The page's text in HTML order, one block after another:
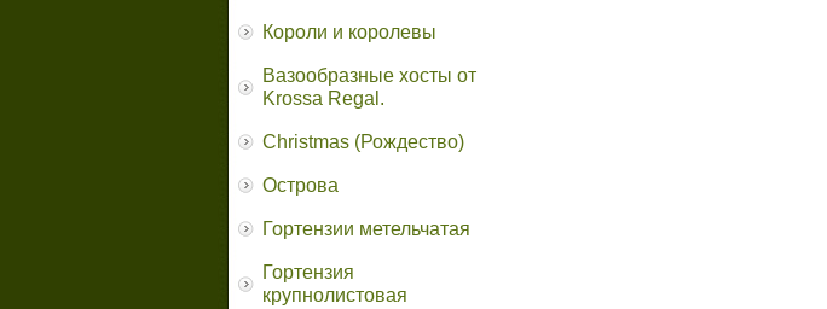
Короли и королевы
Вазообразные хосты от
Krossa Regal.
Christmas (Рождество)
Острова
Гортензии метельчатая
Гортензия
крупнолистовая